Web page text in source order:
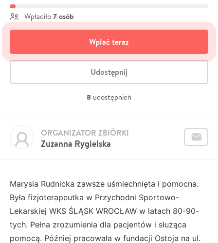
Wpłaciło 7 osób
Wpłać teraz
Udostępnij
8 udostępnień
Zuzanna Rygielska
ORGANIZATOR ZBIÓRKI
Marysia Rudnicka zawsze uśmiechnięta i pomocna.
Była fizjoterapeutka w Przychodni Sportowo-
Lekarskiej WKS ŚLĄSK WROCŁAW w latach 80-90-
tych. Pełna zrozumienia dla pacjentów i służąca
pomocą. Później pracowała w fundacji Ostoja na ul.